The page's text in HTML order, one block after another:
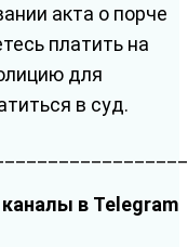
акта о порче
платить на
для
в суд.
каналы в Telegram